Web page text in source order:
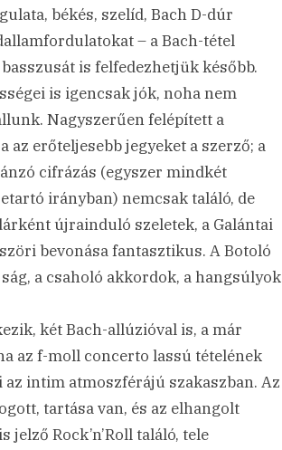
békés, szelíd, Bach D-dúr
– a Bach-tétel
is felfedezhetjük később.
is igencsak jók, noha nem
Nagyszerűen felépített a
az erőteljesebb jegyeket a szerző; a
cifrázás (egyszer mindkét
irányban) nemcsak találó, de
újrainduló szeletek, a Galántai
bevonása fantasztikus. A Botoló
a csaholó akkordok, a hangsúlyok
két Bach-allúzióval is, a már
az f-moll concerto lassú tételének
intim atmoszférájú szakaszban. Az
tartása van, és az elhangolt
Rock’n’Roll találó, tele